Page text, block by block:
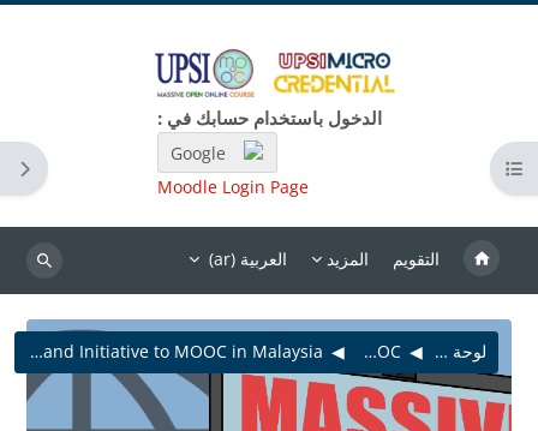
الدخول باستخدام حسابك في :
Google
Moodle Login Page
التقويم المزيد العربية ‎(ar)‎
بحث
فتح فهرس المقرر فتح
لوحة التحكم MC MOOC
Topic 1 : Introduction and Initiative to MOOC in Malaysia.